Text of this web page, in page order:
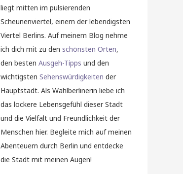
liegt mitten im pulsierenden
Scheunenviertel, einem der lebendigsten
Viertel Berlins. Auf meinem Blog nehme
ich dich mit zu den schönsten Orten,
den besten Ausgeh-Tipps und den
wichtigsten Sehenswürdigkeiten der
Hauptstadt. Als Wahlberlinerin liebe ich
das lockere Lebensgefühl dieser Stadt
und die Vielfalt und Freundlichkeit der
Menschen hier. Begleite mich auf meinen
Abenteuern durch Berlin und entdecke
die Stadt mit meinen Augen!